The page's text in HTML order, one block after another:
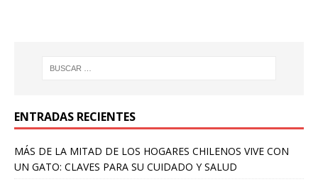
ENTRADAS RECIENTES
MÁS DE LA MITAD DE LOS HOGARES CHILENOS VIVE CON
UN GATO: CLAVES PARA SU CUIDADO Y SALUD